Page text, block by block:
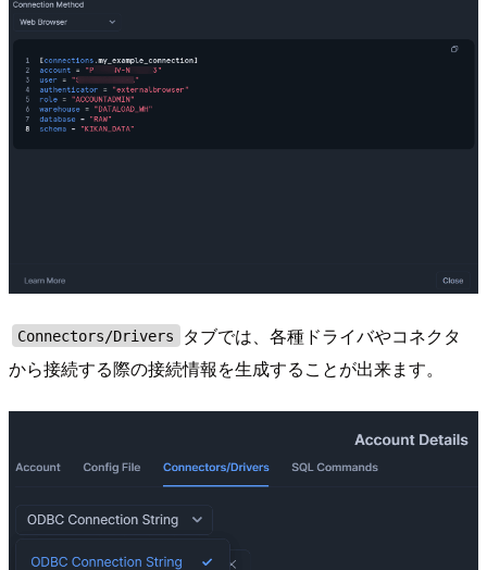
Connectors/Drivers
タブでは、各種ドライバやコネクタ
から接続する際の接続情報を生成することが出来ます。